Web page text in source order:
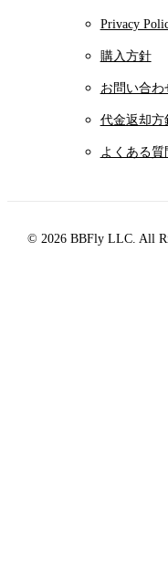
Privacy
購入方針
お問い合わ
代金返却方
よくある質
© 2026 BBFly LLC. All